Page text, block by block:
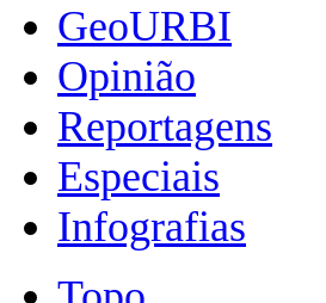
GeoURBI
Opinião
Reportagens
Especiais
Infografias